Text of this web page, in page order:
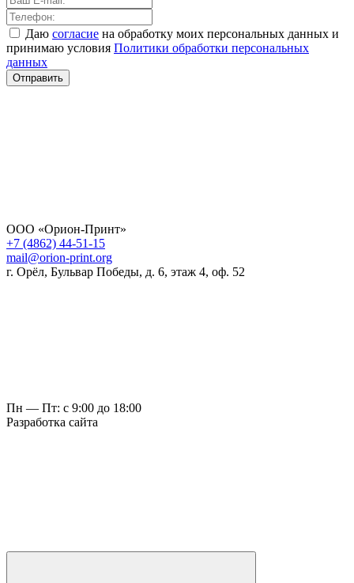
Даю согласие на обработку моих персональных данных и
принимаю условия Политики обработки персональных
данных
Отправить
ООО «Орион-Принт»
+7 (4862) 44-51-15
mail@orion-print.org
г. Орёл, Бульвар Победы, д. 6, этаж 4, оф. 52
Пн — Пт: с 9:00 до 18:00
Разработка сайта